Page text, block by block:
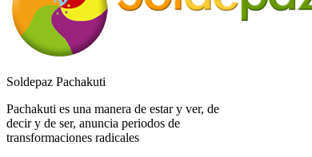
Soldepaz Pachakuti
Pachakuti es una manera de estar y ver, de
decir y de ser, anuncia periodos de
transformaciones radicales